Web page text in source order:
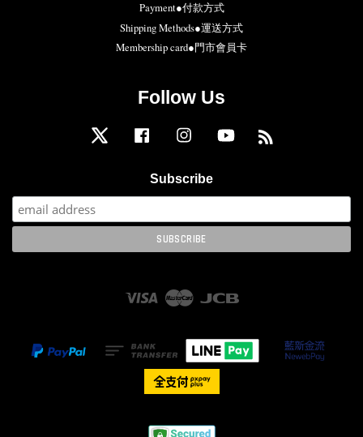
Payment●付款方式
Shipping Methods●運送方式
Membership card●門市會員卡
Follow Us
Twitter Facebook Instagram YouTube
Subscribe
Visa Master